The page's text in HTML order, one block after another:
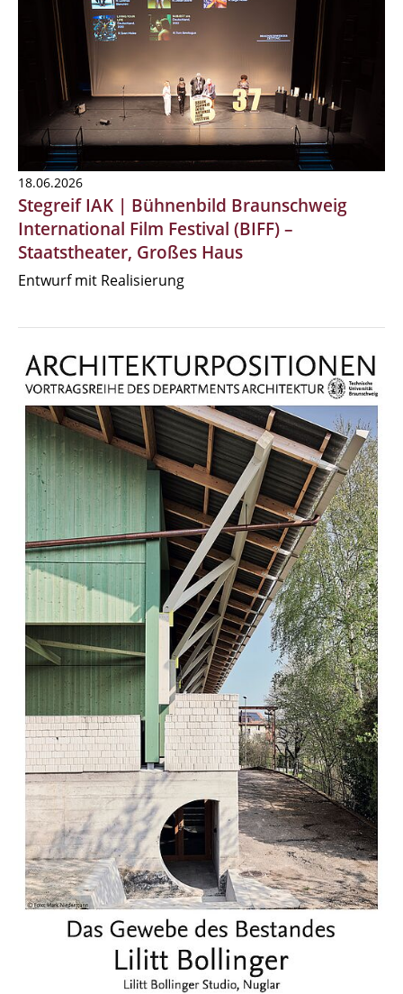
18.06.2026
Stegreif IAK | Bühnenbild Braunschweig
International Film Festival (BIFF) –
Staatstheater, Großes Haus
Entwurf mit Realisierung